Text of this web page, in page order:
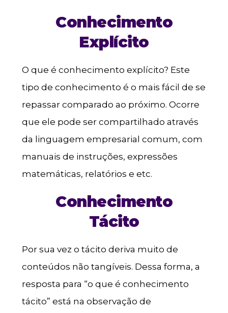
Conhecimento
Explícito
O que é conhecimento explícito? Este
tipo de conhecimento é o mais fácil de se
repassar comparado ao próximo. Ocorre
que ele pode ser compartilhado através
da linguagem empresarial comum, com
manuais de instruções, expressões
matemáticas, relatórios e etc.
Conhecimento
Tácito
Por sua vez o tácito deriva muito de
conteúdos não tangíveis. Dessa forma, a
resposta para “o que é conhecimento
tácito” está na observação de